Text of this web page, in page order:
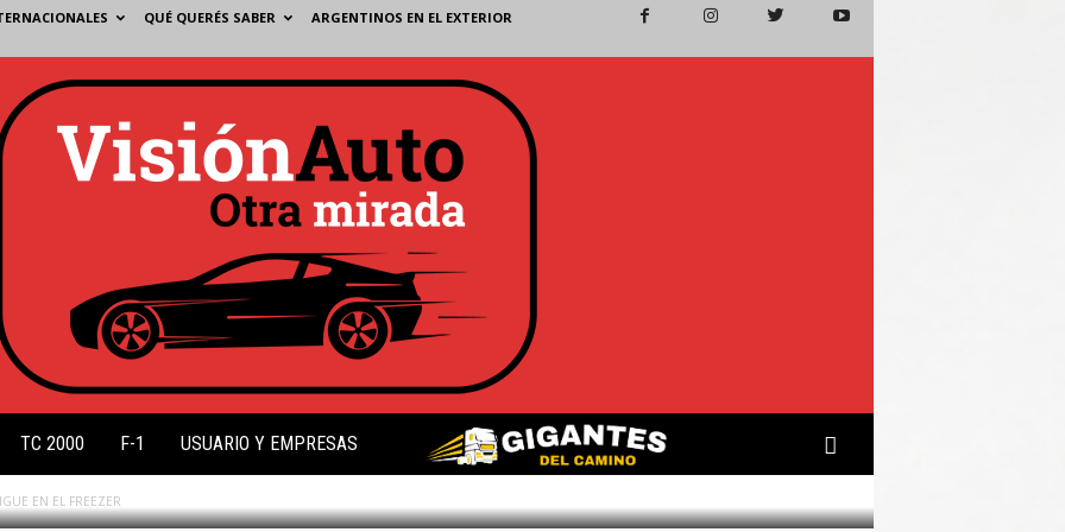
QUÉ QUERÉS SABER ARGENTINOS EN EL EXTERIOR
TC 2000 F-1 USUARIO Y EMPRESAS
EN EL FREEZER
EN EL FREEZER